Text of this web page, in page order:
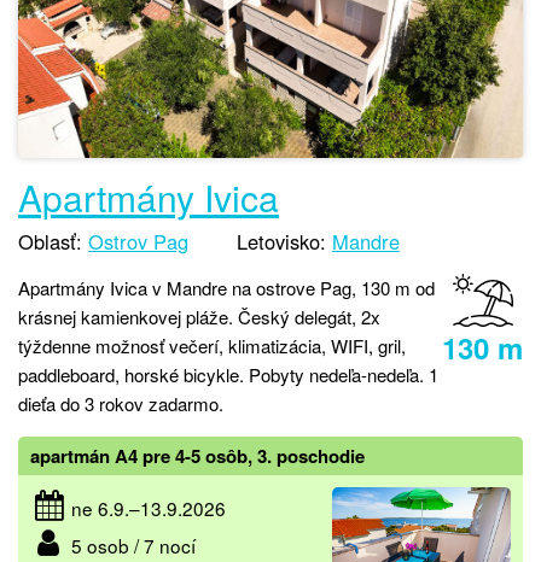
Apartmány Ivica
Oblasť: Ostrov Pag Letovisko: Mandre
130 m
Apartmány Ivica v Mandre na ostrove Pag, 130 m od
krásnej kamienkovej pláže. Český delegát, 2x
týždenne možnosť večerí, klimatizácia, WIFI, gril,
paddleboard, horské bicykle. Pobyty nedeľa-nedeľa. 1
dieťa do 3 rokov zadarmo.
apartmán A4 pre 4-5 osôb, 3. poschodie
ne 6.9.–13.9.2026
5 osob / 7 nocí